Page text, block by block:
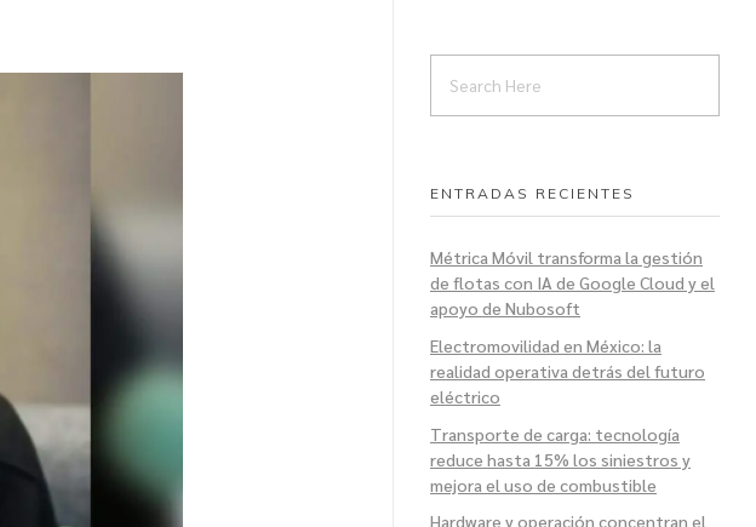
ENTRADAS RECIENTES
Métrica Móvil transforma la gestión
de flotas con IA de Google Cloud y el
apoyo de Nubosoft
Electromovilidad en México: la
realidad operativa detrás del futuro
eléctrico
Transporte de carga: tecnología
reduce hasta 15% los siniestros y
mejora el uso de combustible
Hardware y operación concentran el